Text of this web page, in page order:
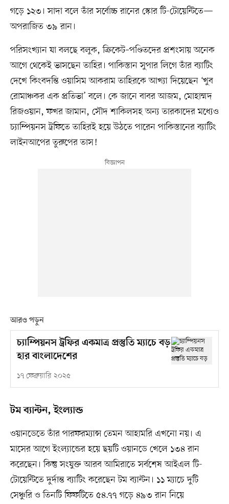
গড়ে ১২৩। সাদা বলে তাঁর সর্বোচ্চ রানের স্কোর টি-টোয়েন্টিতে—
অপরাজিত ৩৯ রান।
পরিসংখ্যান যা বলছে বলুক, ক্রিকেট–পণ্ডিতদের প্রশংসায় অনেক
আগে থেকেই ভাসছেন তাহির। পাকিস্তান সুপার লিগে তাঁর ব্যাটিং
দেখে কিংবদন্তি ওয়াসিম আকরাম তাহিরকে আখ্যা দিয়েছেন ‘খুব
রোমাঞ্চকর এক প্রতিভা’ বলে। কে জানে বাবর আজম, মোহাম্মদ
রিজওয়ান, ফখর জামান, সৌদ শাকিলসহ অন্য তারকাদের মধ্যেও
চ্যাম্পিয়নস ট্রফিতে তাহিরই হয়ে উঠতে পারেন পাকিস্তানের ব্যাটিং
লাইনআপের তুরুপের তাস!
আরও পড়ুন
চ্যাম্পিয়নস ট্রফির একমাত্র প্রস্তুতি ম্যাচে বড়
হার বাংলাদেশের
১৭ ফেব্রুয়ারি ২০২৫
টম ব্যান্টন, ইংল্যান্ড
ওয়ানডেতে তাঁর পারফরম্যান্স তেমন আহামরি এখনো নয়। এ
মাসের আগে ইংল্যান্ডের হয়ে ছয়টি ওয়ানডে খেলে ১৩৪ রান
করেছেন। কিন্তু সংযুক্ত আরব আমিরাতে সর্বশেষ আইএল টি-
টোয়েন্টিতে দুর্দান্ত ব্যাটিং করেছেন টম ব্যান্টন। ১১ ম্যাচে দুটি
সেঞ্চুরি ও তিনটি ফিফটিতে ৫৪.৭৭ গড়ে ৪৯৩ রান নিয়ে